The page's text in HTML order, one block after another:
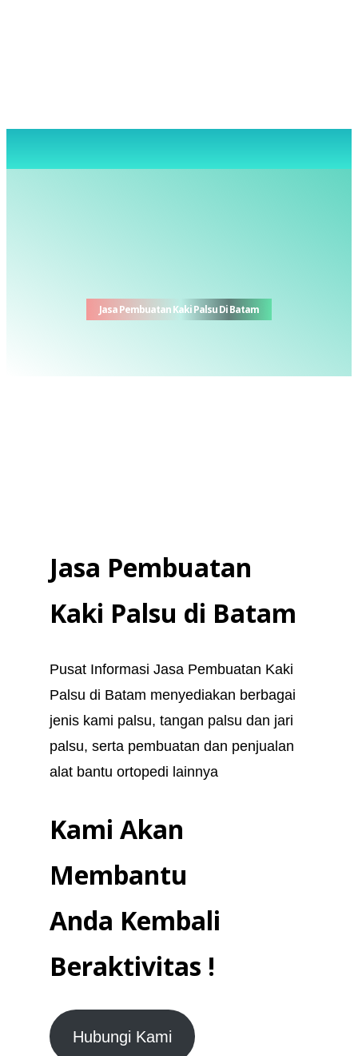
Jasa Pembuatan Kaki Palsu Di Batam
Jasa Pembuatan
Kaki Palsu di Batam
Pusat Informasi Jasa Pembuatan Kaki
Palsu di Batam menyediakan berbagai
jenis kami palsu, tangan palsu dan jari
palsu, serta pembuatan dan penjualan
alat bantu ortopedi lainnya
Kami Akan
Membantu
Anda Kembali
Beraktivitas !
Hubungi Kami